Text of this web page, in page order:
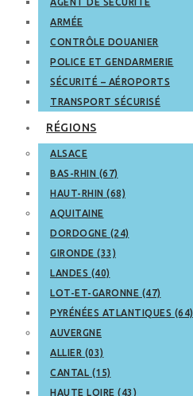
ARMÉE
CONTRÔLE DOUANIER
POLICE ET GENDARMERIE
SÉCURITÉ – AÉROPORTS
TRANSPORT SÉCURISÉ
RÉGIONS
ALSACE
BAS-RHIN (67)
HAUT-RHIN (68)
AQUITAINE
DORDOGNE (24)
GIRONDE (33)
LANDES (40)
LOT-ET-GARONNE (47)
PYRÉNÉES ATLANTIQUES (64)
AUVERGNE
ALLIER (03)
CANTAL (15)
HAUTE LOIRE (43)